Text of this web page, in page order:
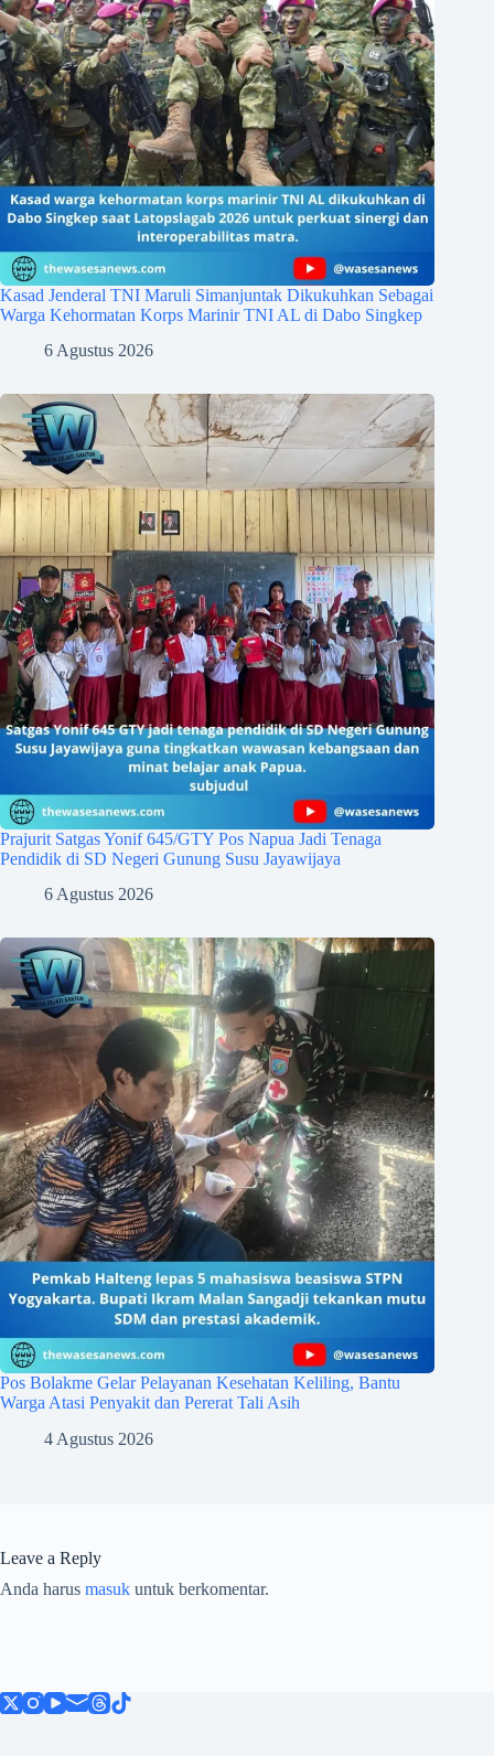
Kasad Jenderal TNI Maruli Simanjuntak Dikukuhkan Sebagai
Warga Kehormatan Korps Marinir TNI AL di Dabo Singkep
6 Agustus 2026
Prajurit Satgas Yonif 645/GTY Pos Napua Jadi Tenaga
Pendidik di SD Negeri Gunung Susu Jayawijaya
6 Agustus 2026
Pos Bolakme Gelar Pelayanan Kesehatan Keliling, Bantu
Warga Atasi Penyakit dan Pererat Tali Asih
4 Agustus 2026
Leave a Reply
Anda harus masuk untuk berkomentar.